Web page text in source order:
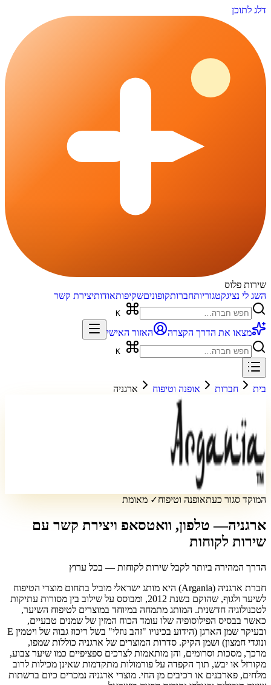
דלג לתוכן
שירות פלוס
השג לי נציגקטגוריותחברותקופוניםשקיפותאודותיצירת קשר
מצאו את הדרך הקצרה האזור האישי
בית חברות אופנה וטיפוח ארגניה
המוקד סגור כעתאופנה וטיפוח✓ מאומת
ארגניה— טלפון, וואטסאפ ויצירת קשר עם
שירות לקוחות
הדרך המהירה ביותר לקבל שירות לקוחות — בכל ערוץ
חברת ארגניה (Argania) היא מותג ישראלי מוביל בתחום מוצרי הטיפוח
לשיער ולגוף, שהוקם בשנת 2012, ומבוסס על שילוב בין מסורות עתיקות
לטכנולוגיה חדשנית. המותג מתמחה במיוחד במוצרים לטיפוח השיער,
כאשר בבסיס הפילוסופיה שלו עומד הכוח המזין של שמנים טבעיים,
ובעיקר שמן הארגן (הידוע בכינויו "זהב נוזלי" בשל ריכוז גבוה של ויטמין E
ונוגדי חמצון) ושמן הקיק. סדרות המוצרים של ארגניה כוללות שמפו,
מרכך, מסכות וסרומים, והן מותאמות לצרכים ספציפיים כמו שיער צבוע,
מקורזל או יבש, תוך הקפדה על פורמולות מתקדמות שאינן מכילות לרוב
מלחים, פארבנים או רכיבים מן החי. מוצרי ארגניה נמכרים כיום ברשתות